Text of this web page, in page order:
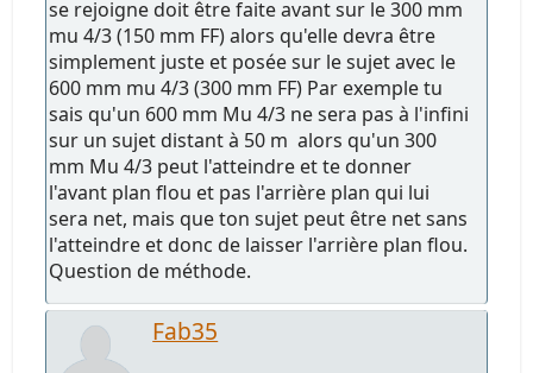
se rejoigne doit être faite avant sur le 300 mm
mu 4/3 (150 mm FF) alors qu'elle devra être
simplement juste et posée sur le sujet avec le
600 mm mu 4/3 (300 mm FF) Par exemple tu
sais qu'un 600 mm Mu 4/3 ne sera pas à l'infini
sur un sujet distant à 50 m alors qu'un 300
mm Mu 4/3 peut l'atteindre et te donner
l'avant plan flou et pas l'arrière plan qui lui
sera net, mais que ton sujet peut être net sans
l'atteindre et donc de laisser l'arrière plan flou.
Question de méthode.
Fab35